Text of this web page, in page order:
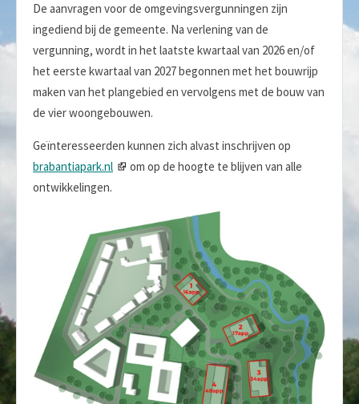
De aanvragen voor de omgevingsvergunningen zijn
ingediend bij de gemeente. Na verlening van de
vergunning, wordt in het laatste kwartaal van 2026 en/of
het eerste kwartaal van 2027 begonnen met het bouwrijp
maken van het plangebied en vervolgens met de bouw van
de vier woongebouwen.
Geïnteresseerden kunnen zich alvast inschrijven op
brabantiapark.nl
om op de hoogte te blijven van alle
ontwikkelingen.